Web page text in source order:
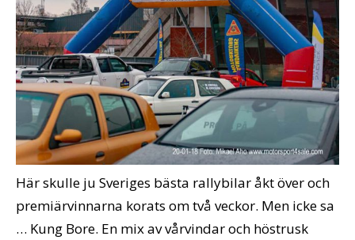
Här skulle ju Sveriges bästa rallybilar åkt över och
premiärvinnarna korats om två veckor. Men icke sa
… Kung Bore. En mix av vårvindar och höstrusk